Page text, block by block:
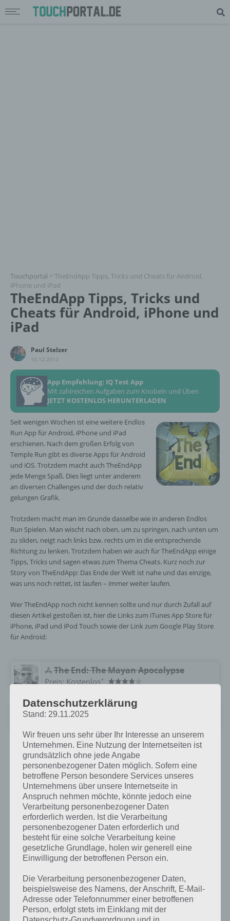
Touchportal > TheEndApp Tipps, Tricks und Cheats für Android,
iPhone und iPad
TheEndApp Tipps, Tricks und
Cheats für Android, iPhone und
iPad
Paul Stelzer
10.12.2012
App Empfehlung: IQ Test App
Mit zahlreichen Aufgaben zum Knobeln und Üben
JETZT KOSTENLOS HERUNTERLADEN
Seit wenigen Wochen ist eine weitere Endlos
Run App für Android, iPhone und iPad
erschienen. Nach dem großen Erfolg von
Temple Run gibt es diverse Apps für Android
und iOS. Trotzdem macht auch TheEndApp
jede Menge Spaß. Dies liegt unter anderem
an diversen Challenges und der doch relativ
gelungen Grafik.
Trotzdem macht man im Grunde dasselbe wie in anderen Endlos
Run Spielen. Man wischt nach oben, um zu springen, nach unten um
zu sliden, neigt nach links bzw. rechts um in die entsprechende
Richtung zu lenken. Trotzdem haben wir auch für TheEndApp einige
Tipps, Tricks und sagen etwas zum Thema Cheats. Kurz noch zur
Story von TheEndApp: Das Ende der Welt ist nahe und das einzige,
was uns noch rettet, ist laufen – immer weiter laufen.
Wer TheEndApp noch nicht kennen sollte und nur durch Zufall auf
diesen Artikel gestoßen ist, hier die Links zum iTunes App Store für
iPhone, iPad und iPod Touch sowie der Link zum Google Play Store
für Android:
‎The End: The Mayan Apocalypse
Preis:Kostenlos+
The End Run: Mayan Apocalypse
Datenschutzerklärung
Stand: 29.11.2025
Wir freuen uns sehr über Ihr Interesse an unserem
Unternehmen. Eine Nutzung der Internetseiten ist
grundsätzlich ohne jede Angabe
personenbezogener Daten möglich. Sofern eine
betroffene Person besondere Services unseres
Unternehmens über unsere Internetseite in
Anspruch nehmen möchte, könnte jedoch eine
Verarbeitung personenbezogener Daten
erforderlich werden. Ist die Verarbeitung
personenbezogener Daten erforderlich und
besteht für eine solche Verarbeitung keine
gesetzliche Grundlage, holen wir generell eine
Einwilligung der betroffenen Person ein.
Die Verarbeitung personenbezogener Daten,
beispielsweise des Namens, der Anschrift, E-Mail-
Adresse oder Telefonnummer einer betroffenen
Person, erfolgt stets im Einklang mit der